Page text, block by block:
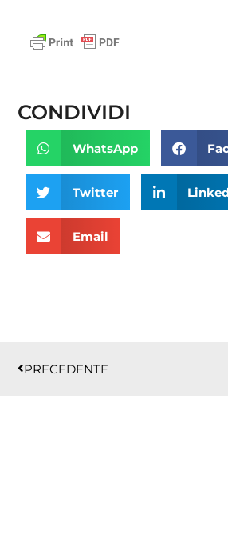
CONDIVIDI
WhatsApp
Twitter
Email
PRECEDENTE